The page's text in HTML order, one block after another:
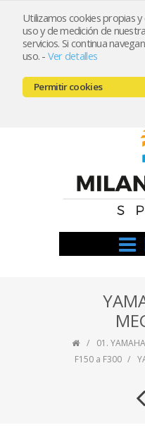
Utilizamos cookies propias
uso y de medición de
servicios. Si continua
uso. - Ver detalles
Permitir cookies
Registrarse
01. YAMAHA
F150 a F300